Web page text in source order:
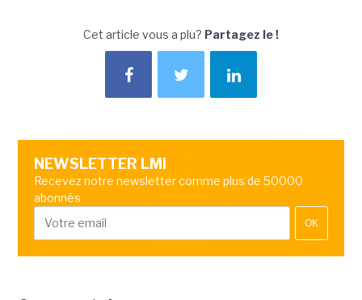
Cet article vous a plu? Partagez le !
NEWSLETTER LMI
Recevez notre newsletter comme plus de 50000
abonnés
OK